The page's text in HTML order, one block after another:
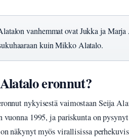
vanhemmat ovat Jukka ja
kuin Mikko Alatalo.
eronnut?
nykyisestä vaimostaan Seija
1995, ja pariskunta on
näkynyt myös virallisissa